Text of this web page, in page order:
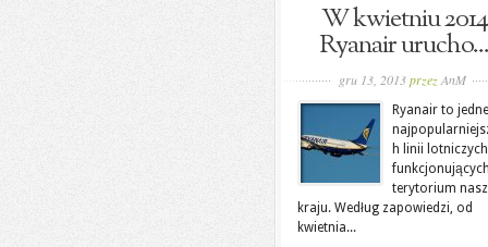
W kwietniu 2014
Ryanair urucho...
gru 13, 2013przez AnM
Ryanair to
h linii lotniczych
terytorium
kraju. Według zapowiedzi, od
kwietnia...